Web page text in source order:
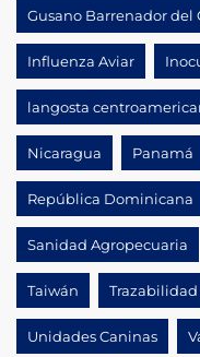
Gusano Barrenador del
Influenza Aviar
langosta
Nicaragua Panamá
República Dominicana
Sanidad Agropecuaria
Taiwán Trazabilidad
Unidades Caninas